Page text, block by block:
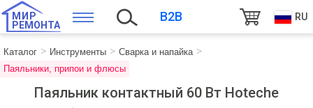
МИР
РЕМОНТА
B2B RU
Каталог Инструменты
Сварка и напайка
Паяльники, припои и флюсы
Паяльник контактный 60 Вт Hoteche